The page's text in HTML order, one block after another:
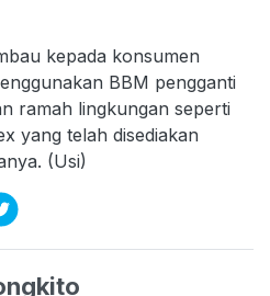
kepada konsumen
BBM pengganti
ramah lingkungan seperti
yang telah disediakan
(Usi)